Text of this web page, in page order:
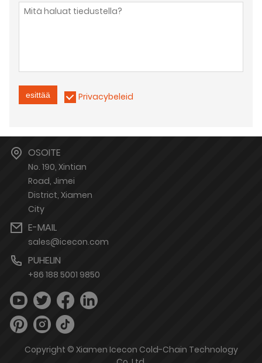
esittää Privacybeleid
OSOITE
No. 190, Xintian
Road, Jimei
District, Xiamen
City
E-MAIL
sales@icecon.com
PUHELIN
+86 188 5001 9850
Copyright © Xiamen Icecon Cold-Chain Technology